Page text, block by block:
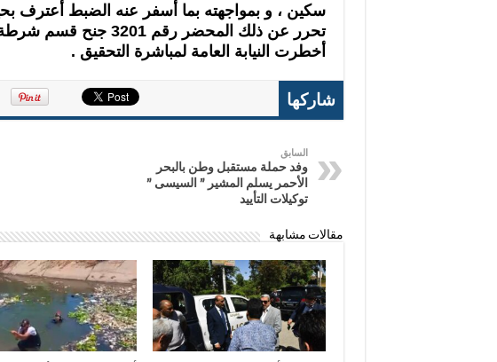
سكين ، و بمواجهته بما أسفر عنه الضبط أعترف
أخطرت النيابة العامة لمباشرة التحقيق .
شاركها
السابق
وفد حملة مستقبل وطن بالبحر
الأحمر يسلم المشير ” السيسى ”
توكيلات التأييد
مقالات مشابهة